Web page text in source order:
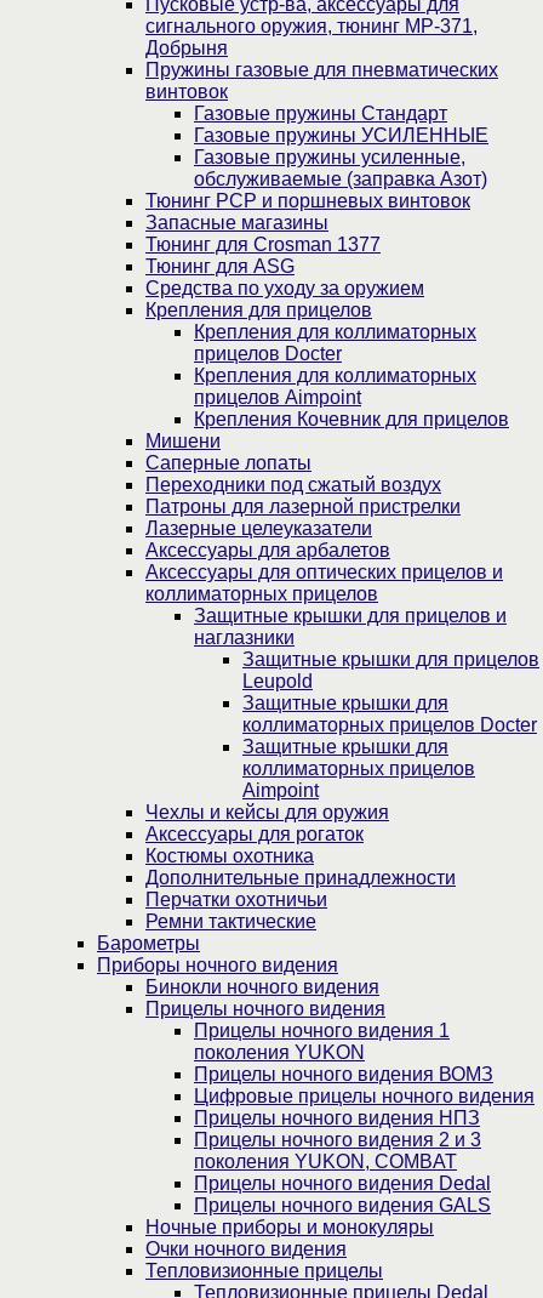
Пусковые устр-ва, аксессуары для
сигнального оружия, тюнинг МР-371,
Добрыня
Пружины газовые для пневматических
винтовок
Газовые пружины Стандарт
Газовые пружины УСИЛЕННЫЕ
Газовые пружины усиленные,
обслуживаемые (заправка Азот)
Тюнинг PCP и поршневых винтовок
Запасные магазины
Тюнинг для Crosman 1377
Тюнинг для ASG
Средства по уходу за оружием
Крепления для прицелов
Крепления для коллиматорных
прицелов Docter
Крепления для коллиматорных
прицелов Aimpoint
Крепления Кочевник для прицелов
Мишени
Саперные лопаты
Переходники под сжатый воздух
Патроны для лазерной пристрелки
Лазерные целеуказатели
Аксессуары для арбалетов
Аксессуары для оптических прицелов и
коллиматорных прицелов
Защитные крышки для прицелов и
наглазники
Защитные крышки для прицелов
Leupold
Защитные крышки для
коллиматорных прицелов Docter
Защитные крышки для
коллиматорных прицелов
Aimpoint
Чехлы и кейсы для оружия
Аксессуары для рогаток
Костюмы охотника
Дополнительные принадлежности
Перчатки охотничьи
Ремни тактические
Барометры
Приборы ночного видения
Бинокли ночного видения
Прицелы ночного видения
Прицелы ночного видения 1
поколения YUKON
Прицелы ночного видения ВОМЗ
Цифровые прицелы ночного видения
Прицелы ночного видения НПЗ
Прицелы ночного видения 2 и 3
поколения YUKON, COMBAT
Прицелы ночного видения Dedal
Прицелы ночного видения GALS
Ночные приборы и монокуляры
Очки ночного видения
Тепловизионные прицелы
Тепловизионные прицелы Dedal